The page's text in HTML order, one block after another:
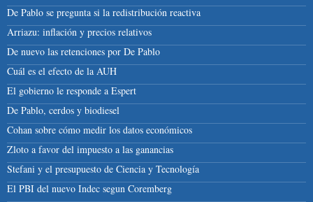
De Pablo se pregunta si la redistribución reactiva
Arriazu: inflación y precios relativos
De nuevo las retenciones por De Pablo
Cuál es el efecto de la AUH
El gobierno le responde a Espert
De Pablo, cerdos y biodiesel
Cohan sobre cómo medir los datos económicos
Zloto a favor del impuesto a las ganancias
Stefani y el presupuesto de Ciencia y Tecnología
El PBI del nuevo Indec segun Coremberg